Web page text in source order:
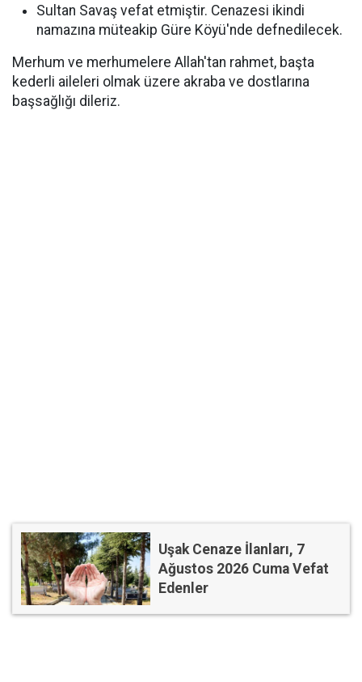
Sultan Savaş vefat etmiştir. Cenazesi ikindi
namazına müteakip Güre Köyü'nde defnedilecek.
Merhum ve merhumelere Allah'tan rahmet, başta
kederli aileleri olmak üzere akraba ve dostlarına
başsağlığı dileriz.
Uşak Cenaze İlanları, 7
Ağustos 2026 Cuma Vefat
Edenler